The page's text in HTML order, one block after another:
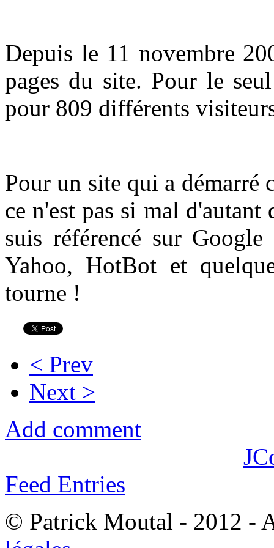
Depuis le 11 novembre
pages du site. Pour le
pour 809 différents
Pour un site qui a démarré
ce n'est pas si mal
suis référencé sur
Yahoo, HotBot et
tourne !
< Prev
Next >
Add comment
Feed Entries
© Patrick Moutal - 2012 -